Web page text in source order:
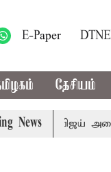
E-Paper
தேசியம்
News
விஜய் அழைப்பு